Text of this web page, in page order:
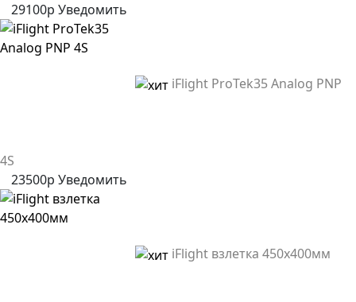
29100р Уведомить
iFlight ProTek35 Analog PNP
4S
23500р Уведомить
iFlight взлетка 450x400мм